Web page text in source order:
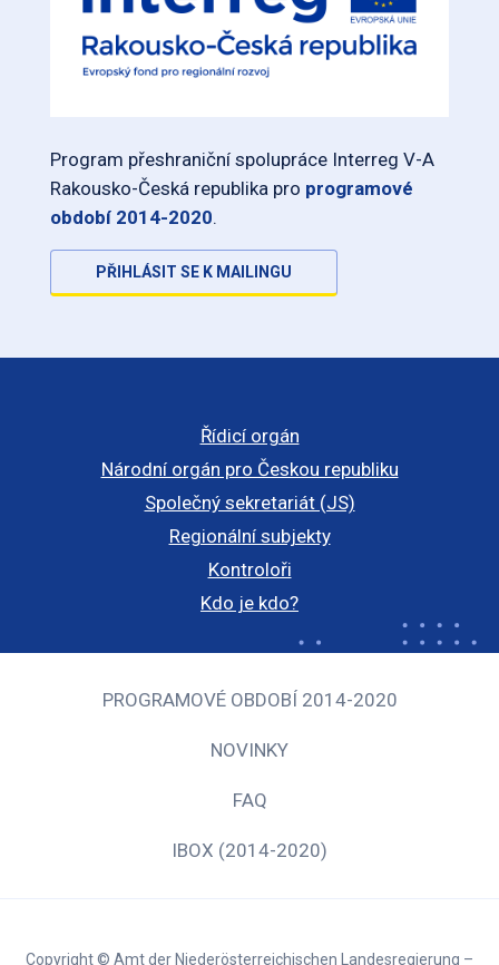
Program přeshraniční spolupráce Interreg V-A
Rakousko-Česká republika pro programové
období 2014-2020.
PŘIHLÁSIT SE K MAILINGU
Řídicí orgán
Národní orgán pro Českou republiku
Společný sekretariát (JS)
Regionální subjekty
Kontroloři
Kdo je kdo?
PROGRAMOVÉ OBDOBÍ 2014-2020
NOVINKY
FAQ
IBOX (2014-2020)
Copyright © Amt der Niederösterreichischen Landesregierung –